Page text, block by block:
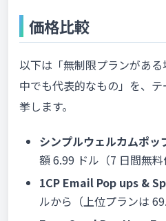
価格比較
以下は「無制限プランがあ
中でも代表的なもの」を、
挙します。
シンプルウェルカムポッ
額 6.99 ドル（7 日間無料
1CP Email Pop ups &
ルから（上位プランは